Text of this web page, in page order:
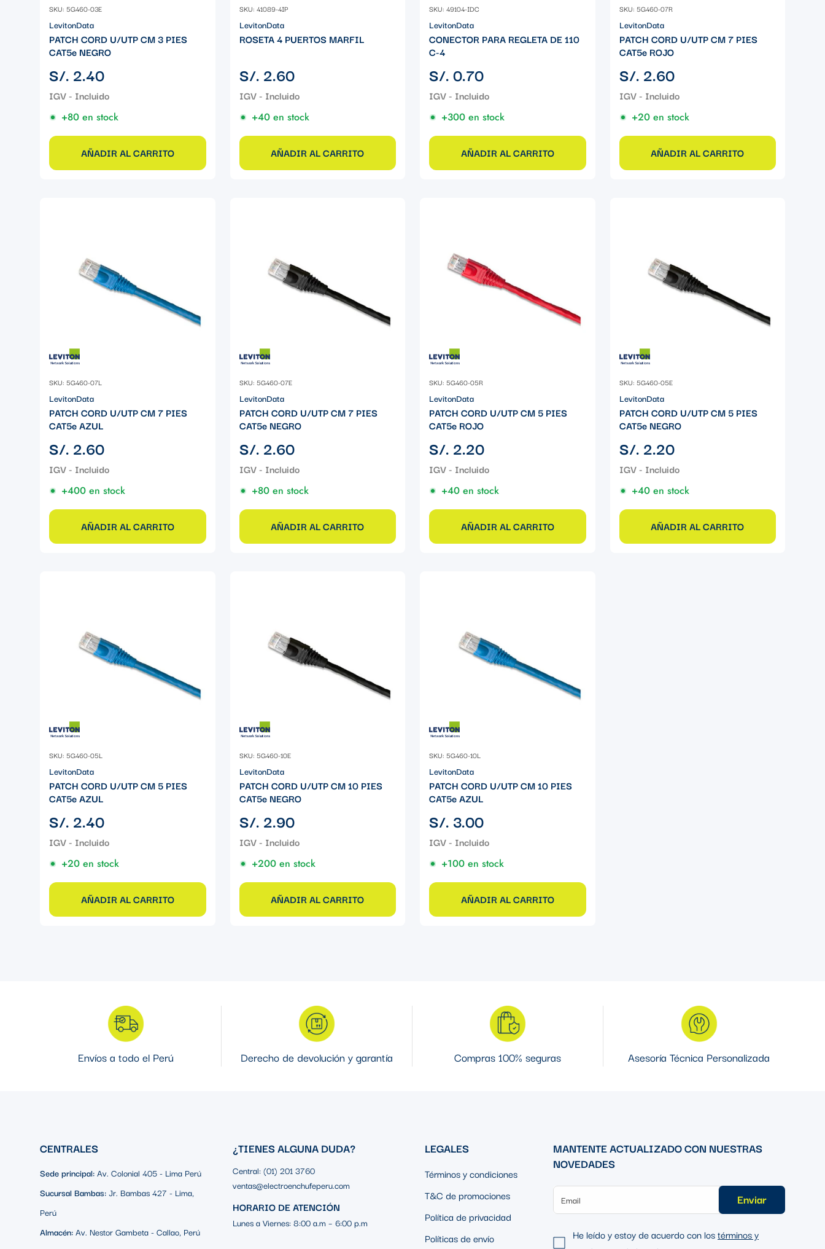
SKU: 5G460-03E
LevitonData
PATCH CORD U/UTP CM 3 PIES
CAT5e NEGRO
Precio
regular
S/. 2.40
+80 en stock
AÑADIR AL CARRITO
SKU: 41089-4IP
LevitonData
ROSETA 4 PUERTOS MARFIL
Precio
regular
S/. 2.60
+40 en stock
AÑADIR AL CARRITO
SKU: 49104-IDC
LevitonData
CONECTOR PARA REGLETA DE 110
C-4
Precio
regular
S/. 0.70
+300 en stock
AÑADIR AL CARRITO
SKU: 5G460-07R
LevitonData
PATCH CORD U/UTP CM 7 PIES
CAT5e ROJO
Precio
regular
S/. 2.60
+20 en stock
AÑADIR AL CARRITO
SKU: 5G460-07L
LevitonData
PATCH CORD U/UTP CM 7 PIES
CAT5e AZUL
Precio
regular
S/. 2.60
+400 en stock
AÑADIR AL CARRITO
SKU: 5G460-07E
LevitonData
PATCH CORD U/UTP CM 7 PIES
CAT5e NEGRO
Precio
regular
S/. 2.60
+80 en stock
AÑADIR AL CARRITO
SKU: 5G460-05R
LevitonData
PATCH CORD U/UTP CM 5 PIES
CAT5e ROJO
Precio
regular
S/. 2.20
+40 en stock
AÑADIR AL CARRITO
SKU: 5G460-05E
LevitonData
PATCH CORD U/UTP CM 5 PIES
CAT5e NEGRO
Precio
regular
S/. 2.20
+40 en stock
AÑADIR AL CARRITO
SKU: 5G460-05L
LevitonData
PATCH CORD U/UTP CM 5 PIES
CAT5e AZUL
Precio
regular
S/. 2.40
+20 en stock
AÑADIR AL CARRITO
SKU: 5G460-10E
LevitonData
PATCH CORD U/UTP CM 10 PIES
CAT5e NEGRO
Precio
regular
S/. 2.90
+200 en stock
AÑADIR AL CARRITO
SKU: 5G460-10L
LevitonData
PATCH CORD U/UTP CM 10 PIES
CAT5e AZUL
Precio
regular
S/. 3.00
+100 en stock
AÑADIR AL CARRITO
Envíos a todo el Perú Derecho de devolución y garantía Compras 100% seguras Asesoría Técnica Personalizada
CENTRALES
Sede principal:Av. Colonial 405 - Lima Perú
Sucursal Bambas:Jr. Bambas 427 - Lima,
Perú
Almacén:Av. Nestor Gambeta - Callao, Perú
¿TIENES ALGUNA DUDA?
Central: (01) 201 3760
ventas@electroenchufeperu.com
HORARIO DE ATENCIÓN
Lunes a Viernes: 8:00 a.m – 6:00 p.m
LEGALES
Términos y condiciones
T&C de promociones
Política de privacidad
Políticas de envío
MANTENTE ACTUALIZADO CON NUESTRAS
NOVEDADES
Enviar
He leído y estoy de acuerdo con lostérminos y